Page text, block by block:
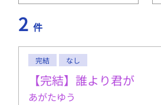
2 件
完結 なし
【完結】誰より君が
あがたゆう